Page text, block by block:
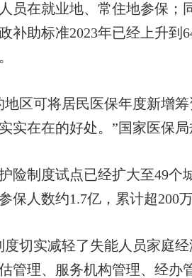
员在就业地、常住地参保；
补助标准2023年已经上升
可将居民医保年度新增筹
实在在的好处。”国家医保
制度试点已经扩大至49个
保人数约1.7亿，累计超200
实减轻了失能人员家庭经
管理、服务机构管理、经